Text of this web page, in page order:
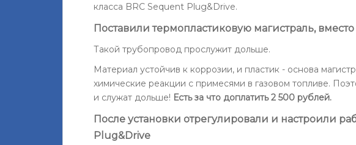
класса BRC Sequent Plug&Drive.
Поставили термопластиковую магистраль,
Такой трубопровод прослужит дольше.
Материал устойчив к коррозии, и пластик - основа
химические реакции с примесями в газовом топливе.
и служат дольше! Есть за что доплатить 2 500 рублей.
После установки отрегулировали и настроили
Plug&Drive